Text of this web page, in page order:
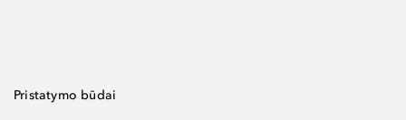
Pristatymo būdai